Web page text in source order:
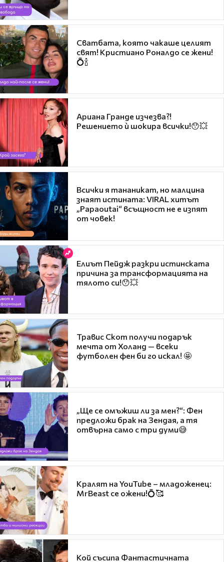
Сватбата, която чакаше целият
свят! Кристиано Роналдо се жени!
💍🍾
Ариана Гранде изчезва?!
Решението ѝ шокира всички!😯💥
Всички я тананикат, но малцина
знаят истината: VIRAL хитът
„Papaoutai“ всъщност не е изпят
от човек!
Елиът Пейдж разкри истинската
причина за трансформацията на
тялото си!😯💥
Травис Скот получи подарък
мечта от Холанд — всеки
футболен фен би го искал! 🤩
„Ще се омъжиш ли за мен?“: Фен
предложи брак на Зендая, а тя
отвърна само с три думи😅
Кралят на YouTube – младоженец:
MrBeast се ожени!💍🥰
Кой съсипа Фантастичната